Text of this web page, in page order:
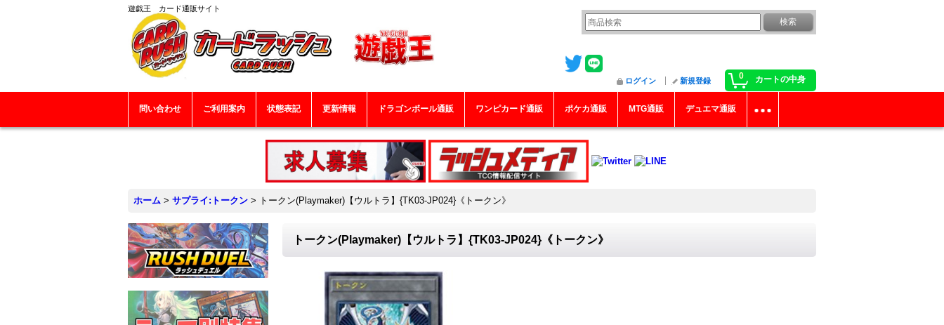
遊戯王 カード通販サイト
0 カートの中身
ログイン 新規登録
問い合わせ ご利用案内 状態表記 更新情報 ドラゴンボール通販 ワンピカード通販 ポケカ通販 MTG通販 デュエマ通販
ホーム > サプライ:トークン > トークン(Playmaker)【ウルトラ】{TK03-JP024}《トークン》
トークン(Playmaker)【ウルトラ】{TK03-JP024}《トークン》